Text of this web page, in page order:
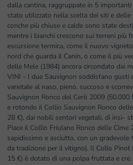
dalla cantina, raggruppate in 5
stato utilizzato nella scelta dei siti e delle
conche più chiuse e calde sono state
mentre i bianchi crescono sui terreni più
escursione termica, come il nuovo
nord che guarda il Canin, o come il più
delle Mele (1984) ancora circondato dai
VINI - I due Sauvignon soddisfano gusti
varietale al naso, pieno, succoso e
Sauvignon Ronco del Cerò 2009
e rotondo il Collio Sauvignon Ronco
28 €), dai nobili sentori vegetali, di insi-
Piace il Collio Friulano Ronco delle Cime
sapidissimo e asciutto, con un gradevole
da tradizione per il vitigno). Il Collo Pinot
15 €) è dotato di una polpa fruttata e